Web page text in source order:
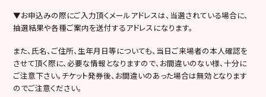
▼お申込みの際にご入力頂くメールアドレスは、当選されている場合に、
抽選結果や各種ご案内を送付するアドレスになります。
また、氏名、ご住所、生年月日等についても、当日ご来場者の本人確認を
させて頂く際に、必要な情報となりますので、お間違いのない様、十分に
ご注意下さい。チケット発券後、お間違いのあった場合は無効となります
のでご注意ください。